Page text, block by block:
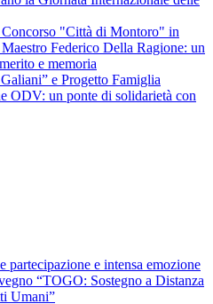
Concorso "Città di Montoro" in
Federico Della Ragione: un
e memoria
e Progetto Famiglia
ODV: un ponte di solidarietà con
partecipazione e intensa emozione
“TOGO: Sostegno a Distanza
Umani”